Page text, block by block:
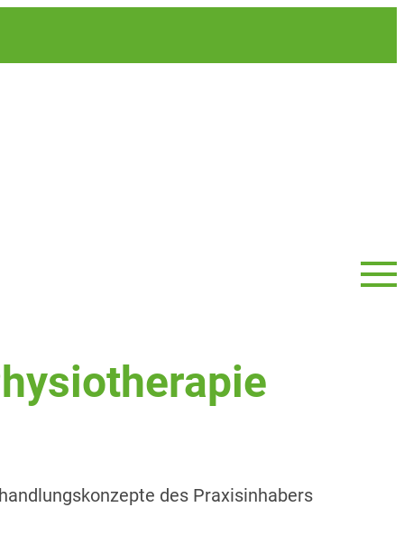
des Praxisinhabers